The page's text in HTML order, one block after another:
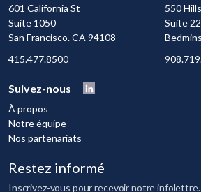
601 California St
Suite 1050
San Francisco. CA 94108
415.477.8500
550
Suite
Suivez-nous
À propos
Notre équipe
Nos partenariats
Restez informé
Inscrivez-vous pour recevoir notre infolettre.